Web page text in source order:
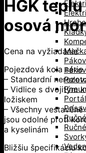
HGK
osová
Cena na vyžiadanie
Pojezdová kola série
– Standardní
– Vidlice s dvojitým
ložiskem
– Všechny vestavěné
jsou odolné proti
a kyselinám
Bližšiu špecifikáciu